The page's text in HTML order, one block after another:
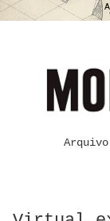
[1954], FGG/DEP-